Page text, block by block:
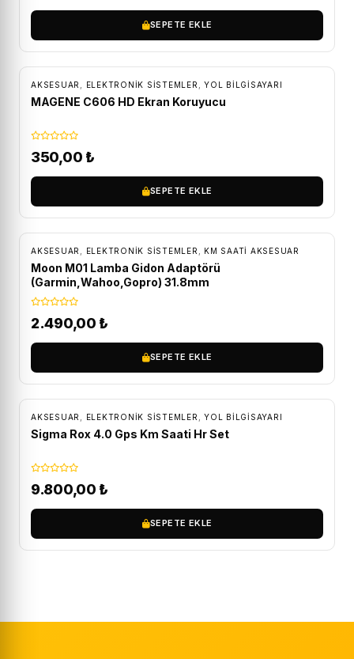
SEPETE EKLE
AKSESUAR ELEKTRONIK SISTEMLER YOL BILGISAYARI
MAGENE C606 HD Ekran Koruyucu
350,00 ₺
SEPETE EKLE
AKSESUAR ELEKTRONIK SISTEMLER KM SAATI AKSESUAR
Moon M01 Lamba Gidon Adaptörü
(Garmin,Wahoo,Gopro) 31.8mm
2.490,00 ₺
SEPETE EKLE
AKSESUAR ELEKTRONIK SISTEMLER YOL BILGISAYARI
Sigma Rox 4.0 Gps Km Saati Hr Set
9.800,00 ₺
SEPETE EKLE